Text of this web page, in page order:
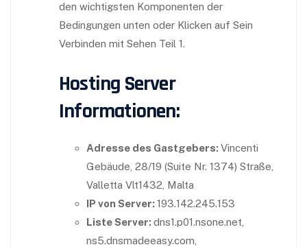
den wichtigsten Komponenten der
Bedingungen unten oder Klicken auf Sein
Verbinden mit Sehen Teil 1.
Hosting Server
Informationen:
Adresse des Gastgebers: Vincenti
Gebäude, 28/19 (Suite Nr. 1374) Straße,
Valletta Vlt1432, Malta
IP von Server: 193.142.245.153
Liste Server: dns1.p01.nsone.net,
ns5.dnsmadeeasy.com,